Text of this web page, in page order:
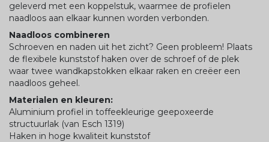
geleverd met een koppelstuk, waarmee de profielen
naadloos aan elkaar kunnen worden verbonden.
Naadloos combineren
Schroeven en naden uit het zicht? Geen probleem! Plaats
de flexibele kunststof haken over de schroef of de plek
waar twee wandkapstokken elkaar raken en creëer een
naadloos geheel.
Materialen en kleuren:
Aluminium profiel in toffeekleurige geepoxeerde
structuurlak (van Esch 1319)
Haken in hoge kwaliteit kunststof